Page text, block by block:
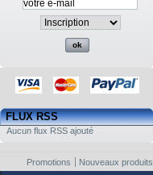
FLUX RSS
Aucun flux RSS ajouté
Promotions Nouveaux produits